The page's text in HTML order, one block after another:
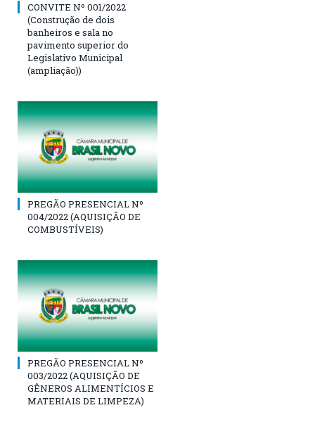
CONVITE Nº 001/2022
(Construção de dois
banheiros e sala no
pavimento superior do
Legislativo Municipal
(ampliação))
PREGÃO PRESENCIAL Nº
004/2022 (AQUISIÇÃO DE
COMBUSTÍVEIS)
PREGÃO PRESENCIAL Nº
003/2022 (AQUISIÇÃO DE
GÊNEROS ALIMENTÍCIOS E
MATERIAIS DE LIMPEZA)